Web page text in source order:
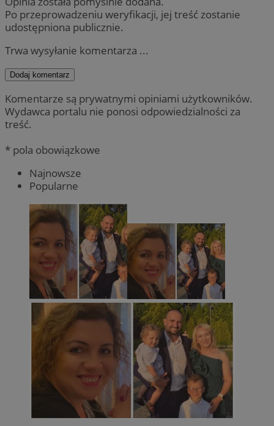
Po przeprowadzeniu weryfikacji, jej treść zostanie
udostępniona publicznie.
Trwa wysyłanie komentarza ...
Dodaj komentarz
Komentarze są prywatnymi opiniami użytkowników.
Wydawca portalu nie ponosi odpowiedzialności za
treść.
* pola obowiązkowe
Najnowsze
Popularne